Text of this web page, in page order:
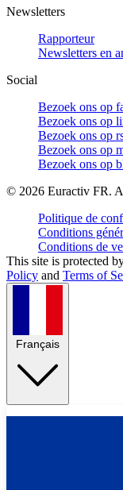
Newsletters
Rapporteur
Newsletters en
Social
Bezoek ons op
Bezoek ons op
Bezoek ons op
Bezoek ons op
Bezoek ons op
© 2026 Euractiv FR.
Politique de
Conditions
Conditions de
This site is protected
Policy and Terms of
Français